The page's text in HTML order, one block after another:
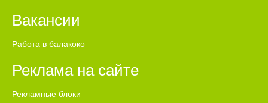
Вакансии
Работа в балакоко
Реклама на сайте
Рекламные блоки